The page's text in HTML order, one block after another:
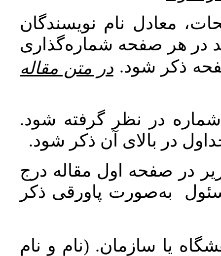
معادل نام نویسندگان
در هر صفحه شماره‌گذاری
ذکر شود. در متن مقاله
در نظر گرفته شود.
در بالای آن ذکر شود.
در صفحه اول مقاله درج
به‌صورت پاورقی ذکر
یا سازمان. (نام و نام